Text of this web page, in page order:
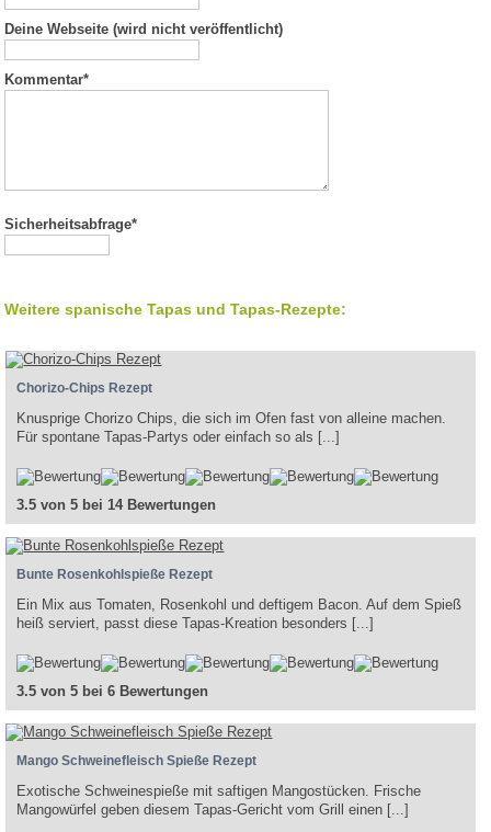
Deine Webseite (wird nicht veröffentlicht)
Kommentar*
Sicherheitsabfrage*
Weitere spanische Tapas und Tapas-Rezepte:
Chorizo-Chips Rezept
Knusprige Chorizo Chips, die sich im Ofen fast von alleine machen.
Für spontane Tapas-Partys oder einfach so als [...]
3.5 von 5 bei 14 Bewertungen
Bunte Rosenkohlspieße Rezept
Ein Mix aus Tomaten, Rosenkohl und deftigem Bacon. Auf dem Spieß
heiß serviert, passt diese Tapas-Kreation besonders [...]
3.5 von 5 bei 6 Bewertungen
Mango Schweinefleisch Spieße Rezept
Exotische Schweinespieße mit saftigen Mangostücken. Frische
Mangowürfel geben diesem Tapas-Gericht vom Grill einen [...]